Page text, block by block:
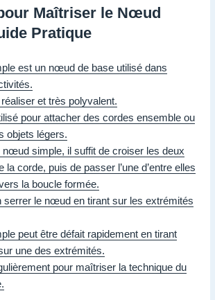
Maîtriser le Nœud
Pratique
est un nœud de base utilisé dans
et très polyvalent.
pour attacher des cordes ensemble ou
objets légers.
nœud simple, il suffit de croiser les deux
la corde, puis de passer l’une d’entre elles
la boucle formée.
serrer le nœud en tirant sur les extrémités
peut être défait rapidement en tirant
une des extrémités.
pour maîtriser la technique du